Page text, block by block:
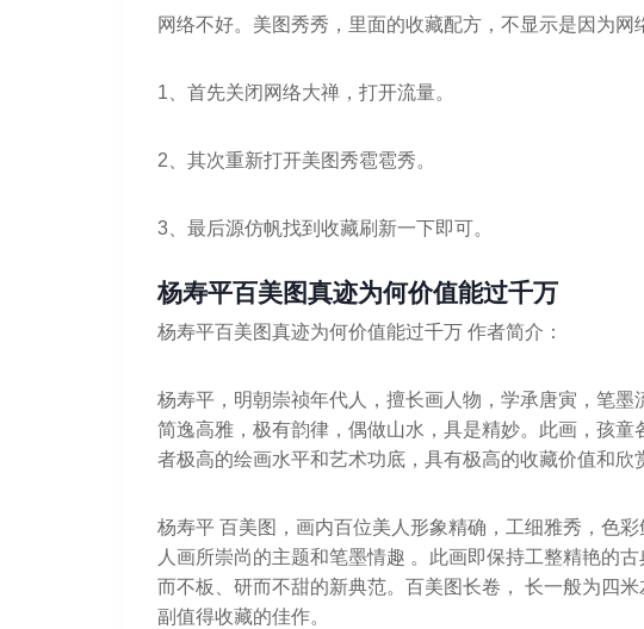
网络不好。美图秀秀，里面的收藏配方，不显示是因为网
1、首先关闭网络大禅，打开流量。
2、其次重新打开美图秀雹雹秀。
3、最后源仿帆找到收藏刷新一下即可。
杨寿平百美图真迹为何价值能过千万
杨寿平百美图真迹为何价值能过千万 作者简介：
杨寿平，明朝崇祯年代人，擅长画人物，学承唐寅，笔
简逸高雅，极有韵律，偶做山水，具是精妙。此画，孩
者极高的绘画水平和艺术功底，具有极高的收藏价值和欣
杨寿平 百美图，画内百位美人形象精确，工细雅秀，色
人画所崇尚的主题和笔墨情趣 。此画即保持工整精艳的
而不板、研而不甜的新典范。百美图长卷， 长一般为四
副值得收藏的佳作。